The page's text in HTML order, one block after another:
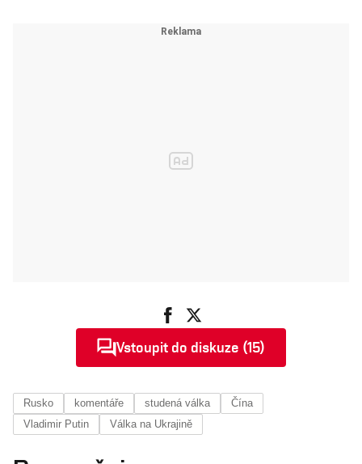
Vstoupit do diskuze (15)
Rusko komentáře studená válka
Čína
Vladimir Putin
Válka na Ukrajině